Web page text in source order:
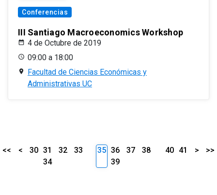
Conferencias
III Santiago Macroeconomics Workshop
4 de Octubre de 2019
09:00 a 18:00
Facultad de Ciencias Económicas y
Administrativas UC
<< < 30 31 32
33
34
35 36 37
38
39
40 41 > >>